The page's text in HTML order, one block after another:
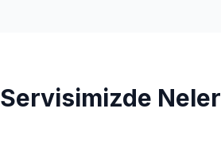
Servisimizde Neler